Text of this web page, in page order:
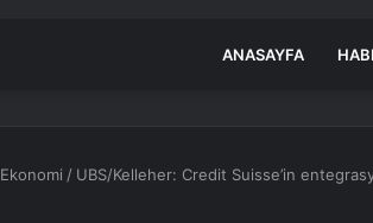
ANASAYFA
Ekonomi / UBS/Kelleher: Credit Suisse’in